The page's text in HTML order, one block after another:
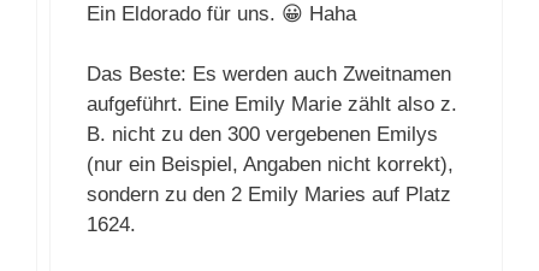
Ein Eldorado für uns. 😀 Haha
Das Beste: Es werden auch Zweitnamen
aufgeführt. Eine Emily Marie zählt also z.
B. nicht zu den 300 vergebenen Emilys
(nur ein Beispiel, Angaben nicht korrekt),
sondern zu den 2 Emily Maries auf Platz
1624.